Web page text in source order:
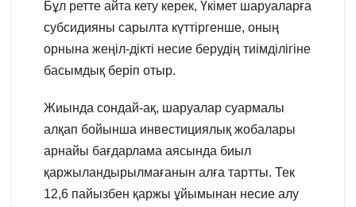
Бұл ретте айта кету керек, Үкімет шаруаларға
субсидияны сарылта күттіргенше, оның
орнына жеңіл-дікті несие берудің тиімділігіне
басымдық беріп отыр.
Жиында сондай-ақ, шаруалар суармалы
алқап бойынша инвестициялық жобалары
арнайы бағдарлама аясында биыл
қаржыландырылмағанын алға тартты. Тек
12,6 пайызбен қаржы ұйымынан несие алу